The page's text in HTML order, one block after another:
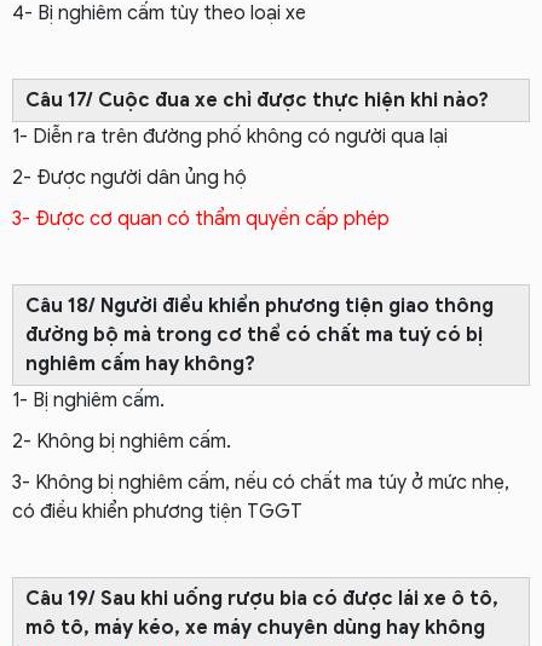
4- Bị nghiêm cấm tùy theo loại xe
Câu 17/ Cuộc đua xe chỉ được thực hiện khi nào?
1- Diễn ra trên đường phố không có người qua lại
2- Được người dân ủng hộ
3- Được cơ quan có thẩm quyền cấp phép
Câu 18/ Người điểu khiển phương tiện giao thông
đường bộ mà trong cơ thể có chất ma tuý có bị
nghiêm cấm hay không?
1- Bị nghiêm cấm.
2- Không bị nghiêm cấm.
3- Không bị nghiêm cấm, nếu có chất ma túy ở mức nhẹ,
có điều khiển phương tiện TGGT
Câu 19/ Sau khi uống rượu bia có được lái xe ô tô,
mô tô, máy kéo, xe máy chuyên dùng hay không